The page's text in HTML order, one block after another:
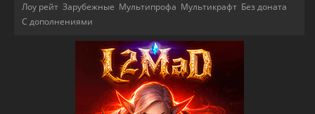
Лоу рейт Зарубежные Мультипрофа Мультикрафт Без доната
С дополнениями